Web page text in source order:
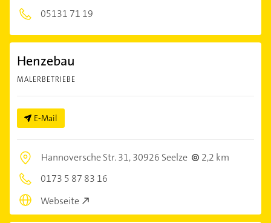
05131 71 19
Henzebau
MALERBETRIEBE
E-Mail
Hannoversche Str. 31,30926 Seelze
2,2 km
0173 5 87 83 16
Webseite